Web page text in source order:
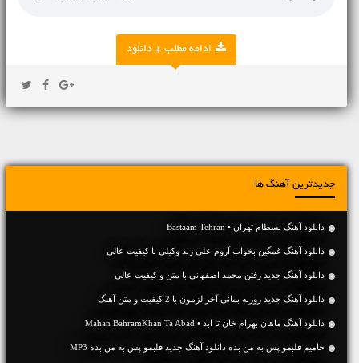
ادامه مطلب + دانلود
جدیدترین آهنگ ها
دانلود آهنگ بسطام تهران • Bastaam Tehran
دانلود آهنگ غمگین بخواب آروم علی زند وکیلی با کیفیت عالی
دانلود آهنگ جديد رفتن محمد اصفهانی با متن و کیفیت عالی
دانلود آهنگ جديد روزبه بمانی آخرالزمون با 2 کیفیت و متن آهنگ
دانلود آهنگ ماهان بهرام خان تا ابد • Mahan BahramKhan Ta Abad
حامیم قلبمو پس به من بده دانلود آهنگ جدید قلبمو پس به من بده MP3